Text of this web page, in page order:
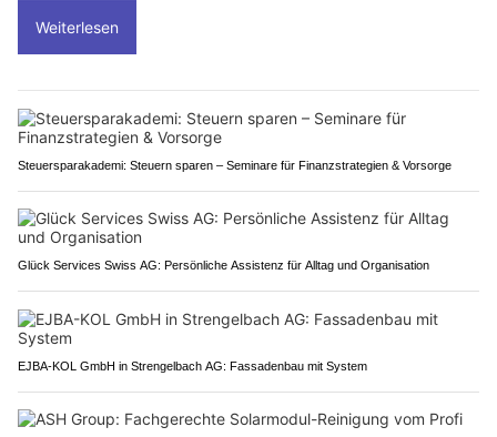
Weiterlesen
Steuersparakademi: Steuern sparen – Seminare für Finanzstrategien & Vorsorge
Glück Services Swiss AG: Persönliche Assistenz für Alltag und Organisation
EJBA-KOL GmbH in Strengelbach AG: Fassadenbau mit System